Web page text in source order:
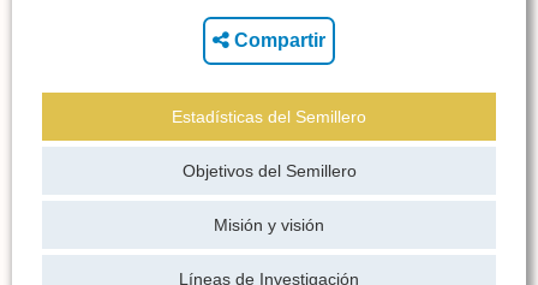
Compartir
Estadísticas del Semillero
Objetivos del Semillero
Misión y visión
Líneas de Investigación